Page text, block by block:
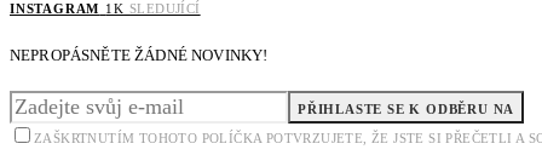
INSTAGRAM 1K SLEDUJÍCÍ
NEPROPÁSNĚTE ŽÁDNÉ NOVINKY!
PŘIHLASTE SE K ODBĚRU NA
ZAŠKRTNUTÍM TOHOTO POLÍČKA POTVRZUJETE, ŽE JSTE SI PŘEČETLI